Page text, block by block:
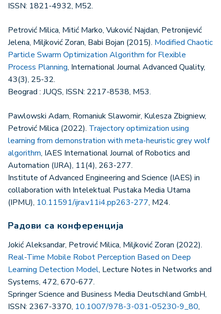
ISSN: 1821-4932, M52.
Petrović Milica, Mitić Marko, Vuković Najdan, Petronijević
Jelena, Miljković Zoran, Babi Bojan (2015). Modified Chaotic
Particle Swarm Optimization Algorithm for Flexible
Process Planning, International Journal Advanced Quality,
43(3), 25-32.
Beograd : JUQS, ISSN: 2217-8538, M53.
Pawlowski Adam, Romaniuk Slawomir, Kulesza Zbigniew,
Petrović Milica (2022). Trajectory optimization using
learning from demonstration with meta-heuristic grey wolf
algorithm, IAES International Journal of Robotics and
Automation (IJRA), 11(4), 263-277.
Institute of Advanced Engineering and Science (IAES) in
collaboration with Intelektual Pustaka Media Utama
(IPMU), 10.11591/ijra.v11i4.pp263-277, М24.
Радови са конференција
Jokić Aleksandar, Petrović Milica, Miljković Zoran (2022).
Real-Time Mobile Robot Perception Based on Deep
Learning Detection Model, Lecture Notes in Networks and
Systems, 472, 670-677.
Springer Science and Business Media Deutschland GmbH,
ISSN: 2367-3370, 10.1007/978-3-031-05230-9_80,